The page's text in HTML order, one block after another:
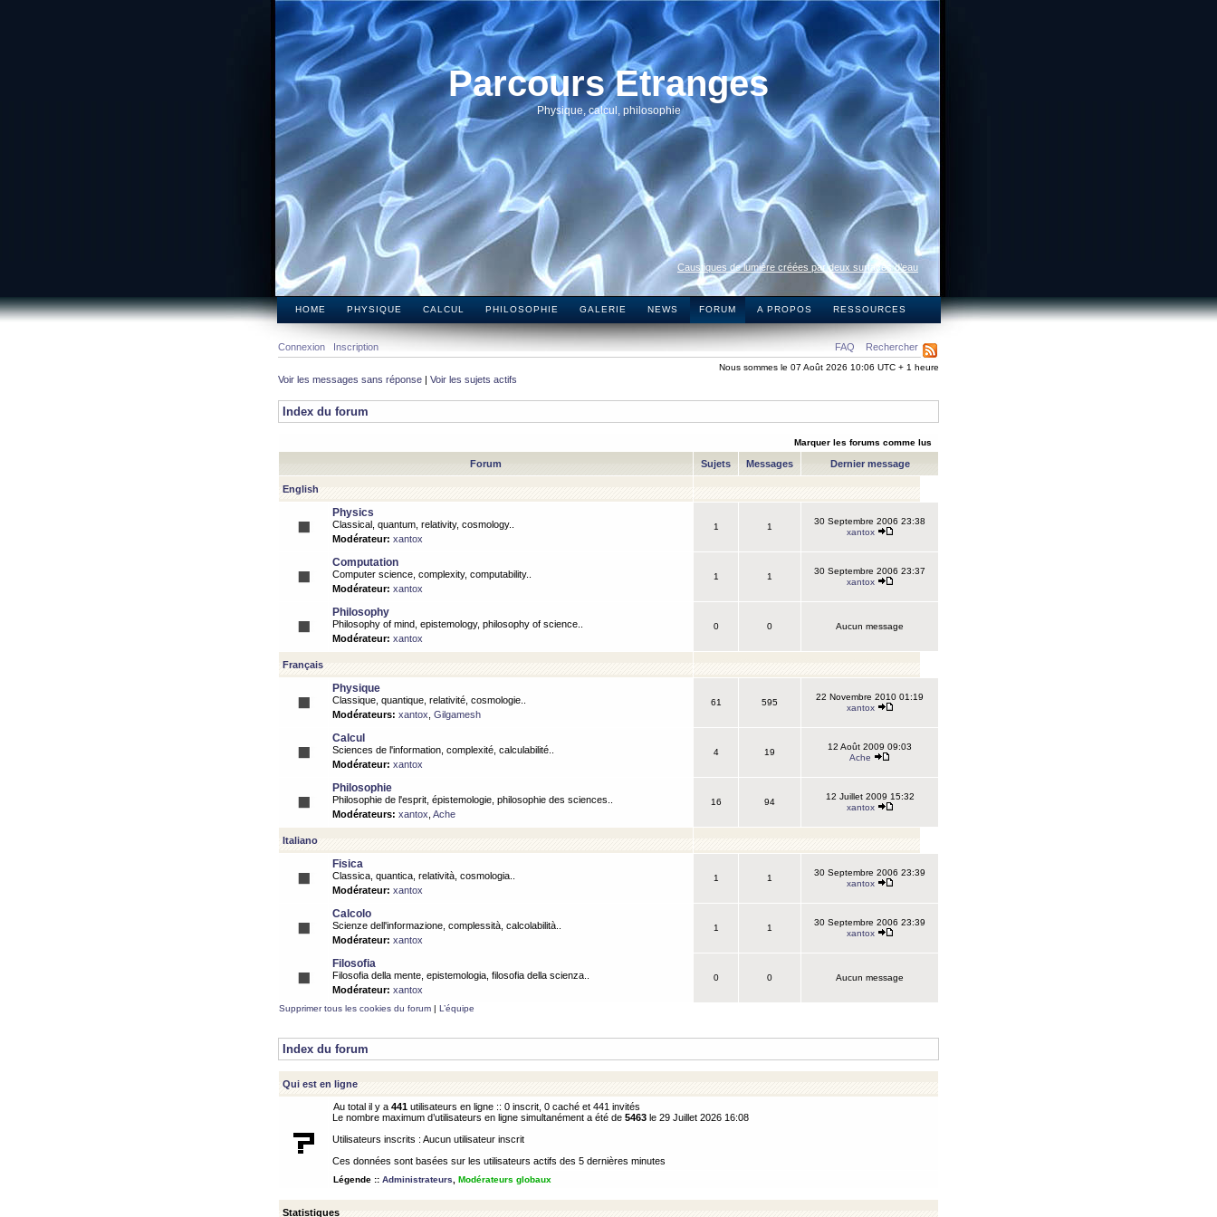
Parcours Etranges
Physique, calcul, philosophie
Caustiques de lumière créées par deux surfaces d’eau
HOME PHYSIQUE CALCUL PHILOSOPHIE GALERIE NEWS FORUM A PROPOS RESSOURCES
FAQ Rechercher
Connexion Inscription
Nous sommes le 07 Août 2026 10:06 UTC + 1 heure
Voir les messages sans réponse | Voir les sujets actifs
Index du forum
Marquer les forums comme lus
Forum Sujets Messages Dernier message
English
Physics
Classical, quantum, relativity, cosmology..
Modérateur: xantox
1 1
30 Septembre 2006 23:38
xantox
Computation
Computer science, complexity, computability..
Modérateur: xantox
1 1
30 Septembre 2006 23:37
xantox
Philosophy
Philosophy of mind, epistemology, philosophy of science..
Modérateur: xantox
0 0 Aucun message
Français
Physique
Classique, quantique, relativité, cosmologie..
Modérateurs: xantox Gilgamesh
61 595
22 Novembre 2010 01:19
xantox
Calcul
Sciences de l'information, complexité, calculabilité..
Modérateur: xantox
4 19
12 Août 2009 09:03
Ache
Philosophie
Philosophie de l'esprit, épistemologie, philosophie des sciences..
Modérateurs: xantox Ache
16 94
12 Juillet 2009 15:32
xantox
Italiano
Fisica
Classica, quantica, relatività, cosmologia..
Modérateur: xantox
1 1
30 Septembre 2006 23:39
xantox
Calcolo
Scienze dell'informazione, complessità, calcolabilità..
Modérateur: xantox
1 1
30 Septembre 2006 23:39
xantox
Filosofia
Filosofia della mente, epistemologia, filosofia della scienza..
Modérateur: xantox
0 0 Aucun message
Supprimer tous les cookies du forum | L’équipe
Index du forum
Qui est en ligne
Au total il y a 441 utilisateurs en ligne :: 0 inscrit, 0 caché et 441 invités
Le nombre maximum d’utilisateurs en ligne simultanément a été de 5463 le 29 Juillet 2026 16:08
Utilisateurs inscrits : Aucun utilisateur inscrit
Ces données sont basées sur les utilisateurs actifs des 5 dernières minutes
Légende :: Administrateurs Modérateurs globaux
Statistiques